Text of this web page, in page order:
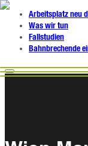
Arbeitsplatz neu
Was wir tun
Fallstudien
Bahnbrechende